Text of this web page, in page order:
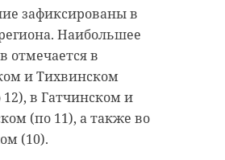
зафиксированы в
Наибольшее
отмечается в
и Тихвинском
в Гатчинском и
(по 11), а также во
(10).
Отечества.
войск «Север» и
траурной
останков
стал родник у
области. Они
погибшего мужчины
отряд
передал труп
полиции. Все
гибели мужчины